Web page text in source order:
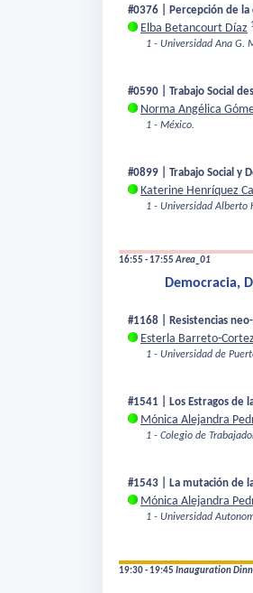
#0376 | Percepción de la
Elba Betancourt Díaz
1 - Universidad Ana G.
#0590 | Trabajo Social
Norma Angélica
1 - México.
#0899 | Trabajo Social y
Katerine Henríquez
1 - Universidad Alberto
16:55 - 17:55Area_01
Democracia,
#1168 | Resistencias
Esterla Barreto-Cortez
1 - Universidad de
#1541 | Los Estragos de
Mónica Alejandra
1 - Colegio de
#1543 | La mutación de
Mónica Alejandra
1 - Universidad
19:30 - 19:45 Inauguration